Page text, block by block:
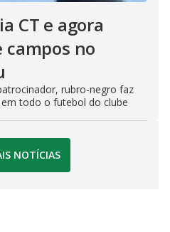
CT e agora
campos no
rubro-negro faz
todo o futebol do clube
NOTÍCIAS